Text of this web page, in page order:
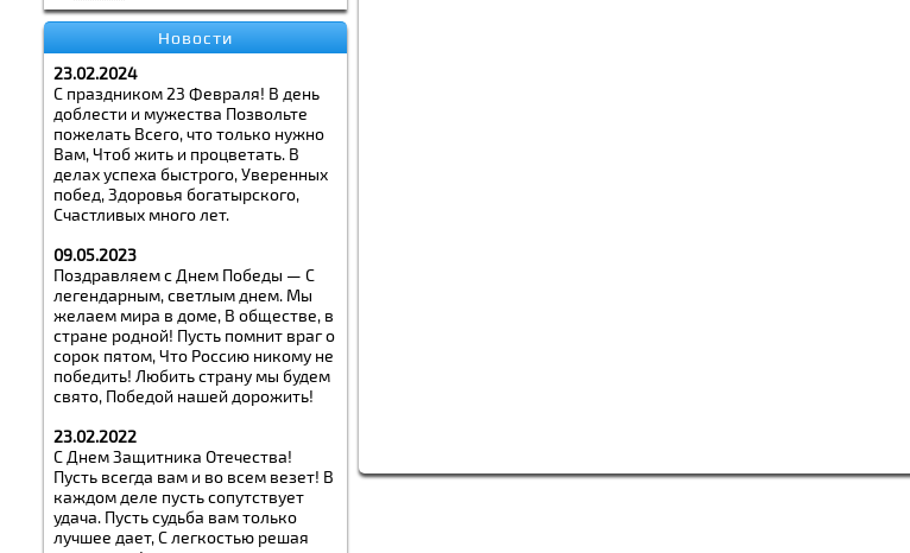
Новости
23.02.2024
С праздником 23 Февраля! В день
доблести и мужества Позвольте
пожелать Всего, что только нужно
Вам, Чтоб жить и процветать. В
делах успеха быстрого, Уверенных
побед, Здоровья богатырского,
Счастливых много лет.
09.05.2023
Поздравляем с Днем Победы — С
легендарным, светлым днем. Мы
желаем мира в доме, В обществе, в
стране родной! Пусть помнит враг о
сорок пятом, Что Россию никому не
победить! Любить страну мы будем
свято, Победой нашей дорожить!
23.02.2022
С Днем Защитника Отечества!
Пусть всегда вам и во всем везет! В
каждом деле пусть сопутствует
удача. Пусть судьба вам только
лучшее дает, С легкостью решая